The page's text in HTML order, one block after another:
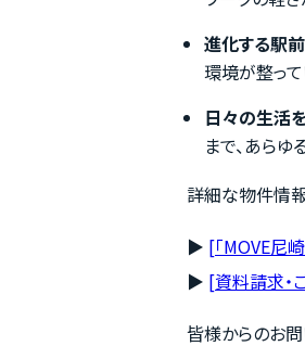
ホーム
MOVEが
進化する駅
環境が整って
日々の生活
まで、あら
詳細な物件情
▶︎ [「MOVE尼
▶︎ [資料請求・
皆様からのお問